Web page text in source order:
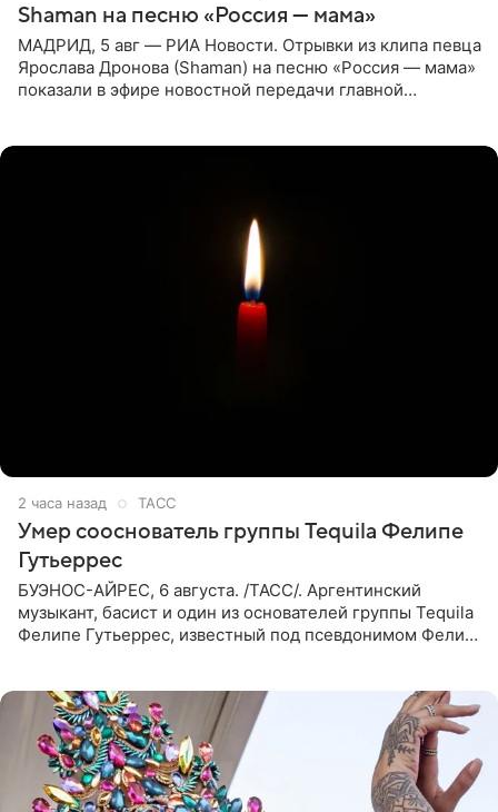
Shaman на песню «Россия — мама»
МАДРИД, 5 авг — РИА Новости. Отрывки из клипа певца
Ярослава Дронова (Shaman) на песню «Россия — мама»
показали в эфире новостной передачи главной
2 часа назад ТАСС
Умер сооснователь группы Tequila Фелипе
Гутьеррес
БУЭНОС-АЙРЕС, 6 августа. /ТАСС/. Аргентинский
музыкант, басист и один из основателей группы Tequila
Фелипе Гутьеррес, известный под псевдонимом Фелипе